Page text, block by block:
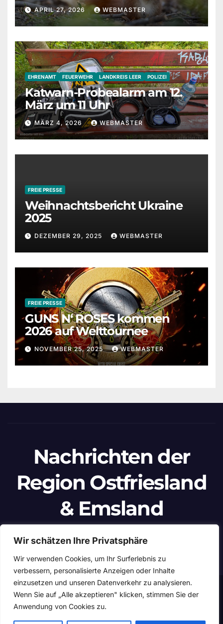
Wir schätzen Ihre Privatsphäre
Wir verwenden Cookies, um Ihr Surferlebnis zu
verbessern, personalisierte Anzeigen oder Inhalte
einzusetzen und unseren Datenverkehr zu analysieren.
Wenn Sie auf „Alle akzeptieren" klicken, stimmen Sie der
Anwendung von Cookies zu.
APRIL 27, 2026 WEBMASTER
EHRENAMT FEUERWEHR LANDKREIS LEER POLIZEI
Katwarn-Probealarm am 12.
März um 11 Uhr
MÄRZ 4, 2026 WEBMASTER
FREIE PRESSE
Weihnachtsbericht Ukraine
2025
DEZEMBER 29, 2025 WEBMASTER
FREIE PRESSE
GUNS N‘ ROSES kommen
2026 auf Welttournee
NOVEMBER 25, 2025 WEBMASTER
Nachrichten der
Region Ostfriesland
& Emsland
Stolz präsentiert von WordPress |Theme: Newspaperex von
Themeansar